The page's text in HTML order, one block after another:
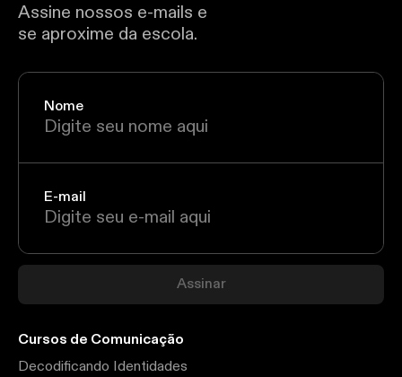
Assine nossos e-mails e
se aproxime da escola.
Nome
E-mail
Assinar
Cursos de Comunicação
Decodificando Identidades